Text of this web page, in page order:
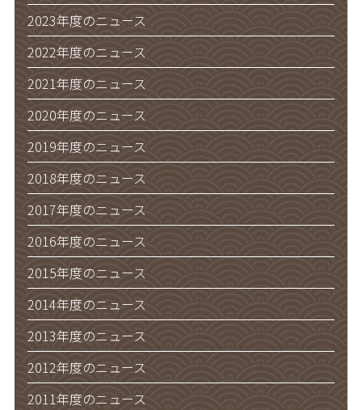
2023年度のニュース
2022年度のニュース
2021年度のニュース
2020年度のニュース
2019年度のニュース
2018年度のニュース
2017年度のニュース
2016年度のニュース
2015年度のニュース
2014年度のニュース
2013年度のニュース
2012年度のニュース
2011年度のニュース